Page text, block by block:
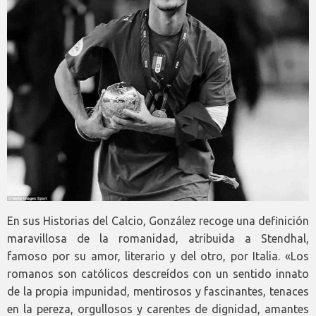
En sus Historias del Calcio, González recoge una definición
maravillosa de la romanidad, atribuida a Stendhal,
famoso por su amor, literario y del otro, por Italia. «Los
romanos son católicos descreídos con un sentido innato
de la propia impunidad, mentirosos y fascinantes, tenaces
en la pereza, orgullosos y carentes de dignidad, amantes